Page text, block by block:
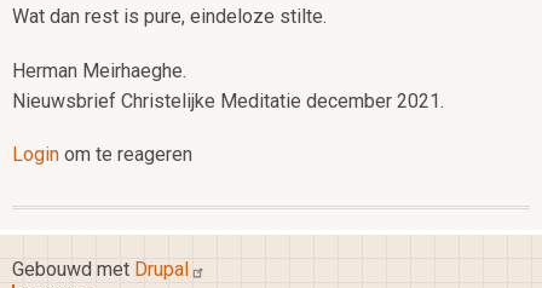
Wat dan rest is pure, eindeloze stilte.
Herman Meirhaeghe.
Nieuwsbrief Christelijke Meditatie december 2021.
Login om te reageren
Gebouwd met Drupal